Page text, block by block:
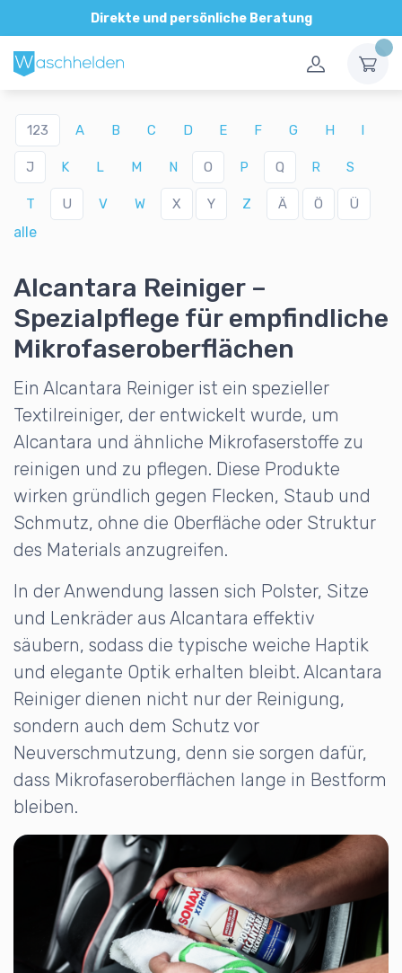
Direkte und persönliche Beratung
123 A B C D E F G H
J K L M N O P Q R S
T U V W X Y Z Ä Ö Ü
alle
Alcantara Reiniger –
Spezialpflege für empfindliche
Mikrofaseroberflächen
Ein Alcantara Reiniger ist ein spezieller
Textilreiniger, der entwickelt wurde, um
Alcantara und ähnliche Mikrofaserstoffe zu
reinigen und zu pflegen. Diese Produkte
wirken gründlich gegen Flecken, Staub und
Schmutz, ohne die Oberfläche oder Struktur
des Materials anzugreifen.
In der Anwendung lassen sich Polster, Sitze
und Lenkräder aus Alcantara effektiv
säubern, sodass die typische weiche Haptik
und elegante Optik erhalten bleibt. Alcantara
Reiniger dienen nicht nur der Reinigung,
sondern auch dem Schutz vor
Neuverschmutzung, denn sie sorgen dafür,
dass Mikrofaseroberflächen lange in Bestform
bleiben.